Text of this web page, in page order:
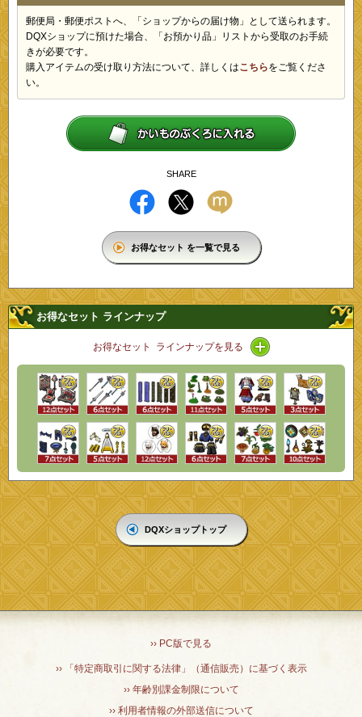
郵便局・郵便ポストへ、「ショップからの届け物」として送られます。
DQXショップに預けた場合、「お預かり品」リストから受取のお手続
きが必要です。
購入アイテムの受け取り方法について、詳しくはこちらをご覧くださ
い。
SHARE
お得なセット を一覧で見る
お得なセット ラインナップ
お得なセット ラインナップを見る アイコン / ラインナ
DQXショップトップ
›› PC版で見る
›› 「特定商取引に関する法律」（通信販売）に基づく表示
›› 年齢別課金制限について
›› 利用者情報の外部送信について